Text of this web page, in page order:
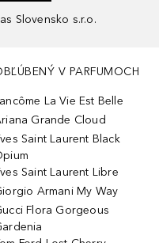
Slovensko s.r.o.
V PARFUMOCH
La Vie Est Belle
Grande Cloud
Saint Laurent Black
Saint Laurent Libre
Armani My Way
Flora Gorgeous